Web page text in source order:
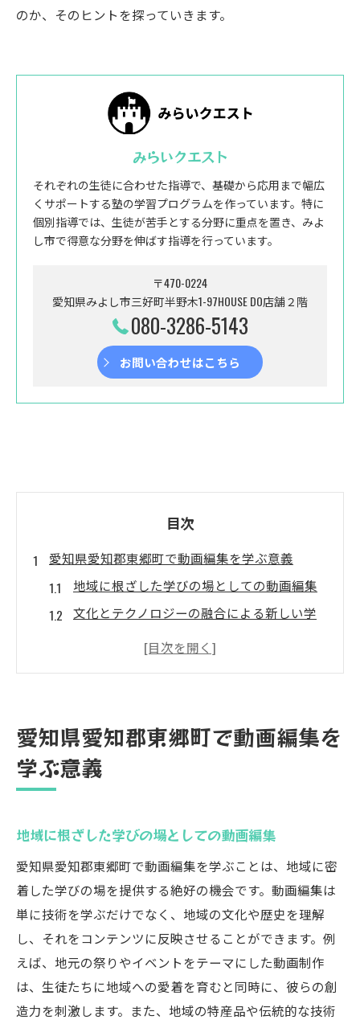
のか、そのヒントを探っていきます。
みらいクエスト
それぞれの生徒に合わせた指導で、基礎から応用まで幅広
くサポートする塾の学習プログラムを作っています。特に
個別指導では、生徒が苦手とする分野に重点を置き、みよ
し市で得意な分野を伸ばす指導を行っています。
〒470-0224
愛知県みよし市三好町半野木1-97HOUSE DO店舗２階
080-3286-5143
お問い合わせはこちら
目次
愛知県愛知郡東郷町で動画編集を学ぶ意義
地域に根ざした学びの場としての動画編集
文化とテクノロジーの融合による新しい学
地域の歴史と文化を反映したコンテンツ制
作
動画編集技術とモラル教育の重要性を探る
デジタル時代におけるモラルの再定義
責任ある情報発信の重要性
教育現場でのモラル指導の具体例
テクノロジーと倫理のバランス
動画編集におけるプライバシー保護
デジタル時代における情報処理と動画編集の関
係
愛知県愛知郡東郷町で動画編集を
学ぶ意義
地域に根ざした学びの場としての動画編集
愛知県愛知郡東郷町で動画編集を学ぶことは、地域に密
着した学びの場を提供する絶好の機会です。動画編集は
単に技術を学ぶだけでなく、地域の文化や歴史を理解
し、それをコンテンツに反映させることができます。例
えば、地元の祭りやイベントをテーマにした動画制作
は、生徒たちに地域への愛着を育むと同時に、彼らの創
造力を刺激します。また、地域の特産品や伝統的な技術